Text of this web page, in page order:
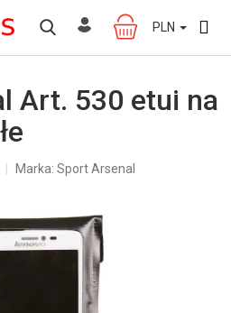
KOSZYK
PLN
Art. 530 etui na
Marka: Sport Arsenal